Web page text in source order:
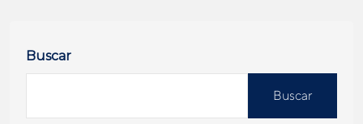
Buscar
Buscar